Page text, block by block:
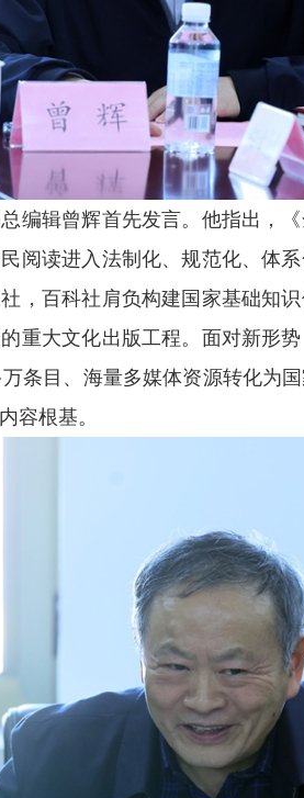
编辑曾辉首先发言。他指出，
阅读进入法制化、规范化、体
，百科社肩负构建国家基础知
重大文化出版工程。面对新形
条目、海量多媒体资源转化为
容根基。